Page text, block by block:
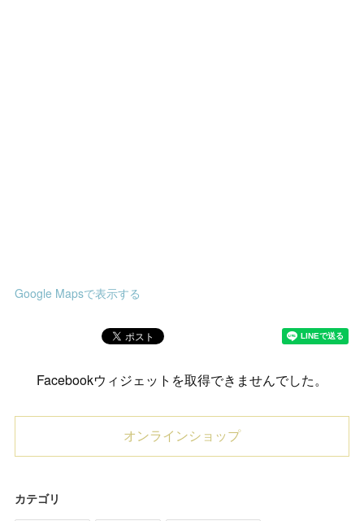
Google Mapsで表示する
Facebookウィジェットを取得できませんでした。
オンラインショップ
カテゴリ